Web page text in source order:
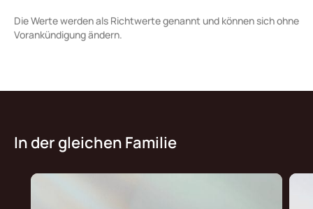
Die Werte werden als Richtwerte genannt und können sich ohne
Vorankündigung ändern.
In der gleichen Familie